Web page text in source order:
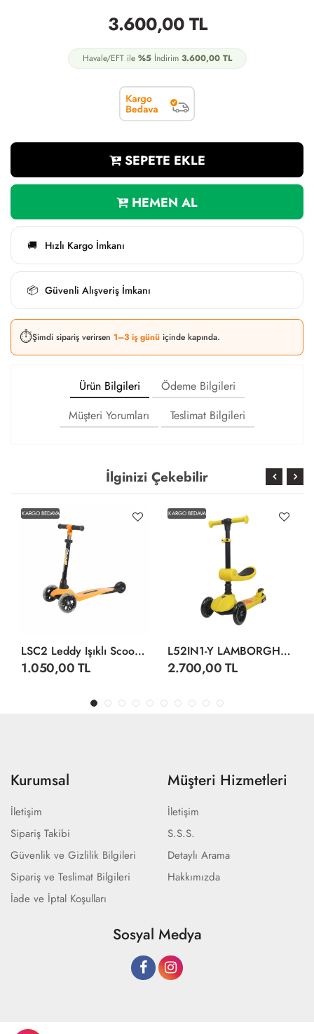
3.600,00TL
Havale/EFT ile %5İndirim 3.600,00TL
SEPETE EKLE
HEMEN AL
🚚 Hızlı Kargo İmkanı
📦 Güvenli Alışveriş İmkanı
⏱️Şimdi sipariş verirsen 1–3 iş günü içinde kapında.
Ürün Bilgileri
Ödeme Bilgileri
Müşteri Yorumları
Teslimat Bilgileri
İlginizi Çekebilir
KARGO BEDAVA
LSC2 Leddy Işıklı Scooter Turuncu -Çekirdek Zeka
1.050,00 TL
KARGO BEDAVA
L52IN1-Y LAMBORGHİNİ LİSANSLI KATLANIR OTURAKLI IŞIKLI SCOOTER SARI
2.700,00 TL
Kurumsal
İletişim
Sipariş Takibi
Güvenlik ve Gizlilik Bilgileri
Sipariş ve Teslimat Bilgileri
İade ve İptal Koşulları
Müşteri Hizmetleri
İletişim
S.S.S.
Detaylı Arama
Hakkımızda
Sosyal Medya